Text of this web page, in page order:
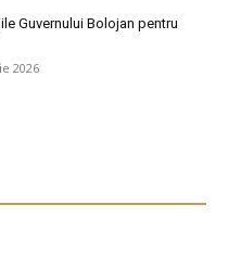
Guvernului Bolojan pentru
2026